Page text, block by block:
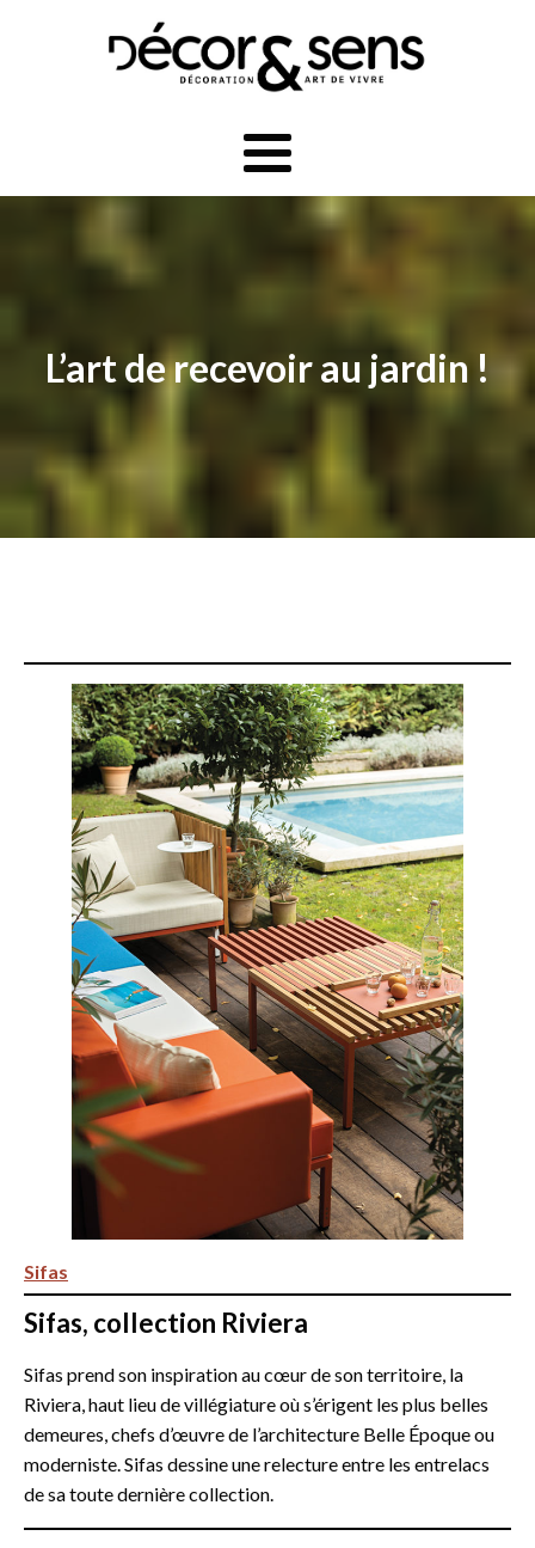
L’art de recevoir au jardin !
Sifas
Sifas, collection Riviera
Sifas prend son inspiration au cœur de son territoire, la
Riviera, haut lieu de villégiature où s’érigent les plus belles
demeures, chefs d’œuvre de l’architecture Belle Époque ou
moderniste. Sifas dessine une relecture entre les entrelacs
de sa toute dernière collection.